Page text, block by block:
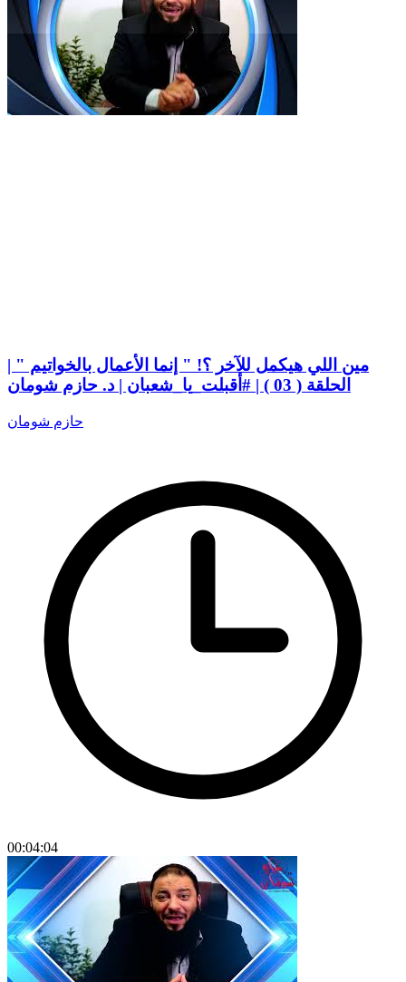
مين اللي هيكمل للآخر ؟! " إنما الأعمال بالخواتيم " |
الحلقة ( 03 ) | #أقبلت_يا_شعبان | د. حازم شومان
حازم شومان
00:04:04